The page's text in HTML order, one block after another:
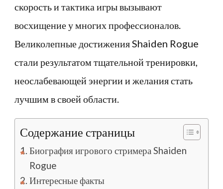
скорость и тактика игры вызывают
восхищение у многих профессионалов.
Великолепные достижения Shaiden Rogue
стали результатом тщательной тренировки,
неослабевающей энергии и желания стать
лучшим в своей области.
Содержание страницы
Биография игрового стримера Shaiden
Rogue
Интересные факты